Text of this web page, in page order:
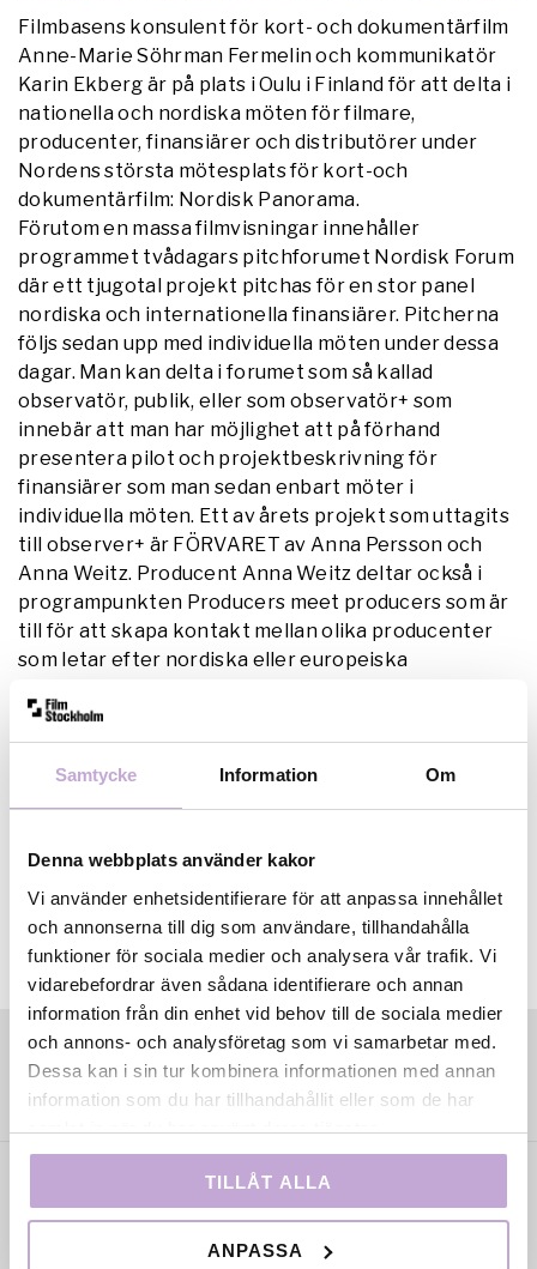
Samtycke Information Om
Denna webbplats använder kakor
Vi använder enhetsidentifierare för att anpassa innehållet
och annonserna till dig som användare, tillhandahålla
funktioner för sociala medier och analysera vår trafik. Vi
vidarebefordrar även sådana identifierare och annan
information från din enhet vid behov till de sociala medier
och annons- och analysföretag som vi samarbetar med.
Dessa kan i sin tur kombinera informationen med annan
information som du har tillhandahållit eller som de har
samlat in när du har använt deras tjänster.
TILLÅT ALLA
ANPASSA
Filmbasens konsulent för kort- och dokumentärfilm
Anne-Marie Söhrman Fermelin och kommunikatör
Karin Ekberg är på plats i Oulu i Finland för att delta i
nationella och nordiska möten för filmare,
producenter, finansiärer och distributörer under
Nordens största mötesplats för kort-och
dokumentärfilm: Nordisk Panorama.
Förutom en massa filmvisningar innehåller
programmet tvådagars pitchforumet Nordisk Forum
där ett tjugotal projekt pitchas för en stor panel
nordiska och internationella finansiärer. Pitcherna
följs sedan upp med individuella möten under dessa
dagar. Man kan delta i forumet som så kallad
observatör, publik, eller som observatör+ som
innebär att man har möjlighet att på förhand
presentera pilot och projektbeskrivning för
finansiärer som man sedan enbart möter i
individuella möten. Ett av årets projekt som uttagits
till observer+ är FÖRVARET av Anna Persson och
Anna Weitz. Producent Anna Weitz deltar också i
programpunkten Producers meet producers som är
till för att skapa kontakt mellan olika producenter
som letar efter nordiska eller europeiska
Festivalen alternerar mellan de fem nordiska
städerna Bergen, Århus, Malmö, Reykjavik och Oulo
och pågår i år 21-26 september.